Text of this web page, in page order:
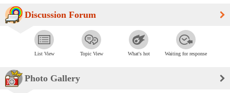
Discussion Forum
List View Topic View What's hot Waiting for response
Photo Gallery